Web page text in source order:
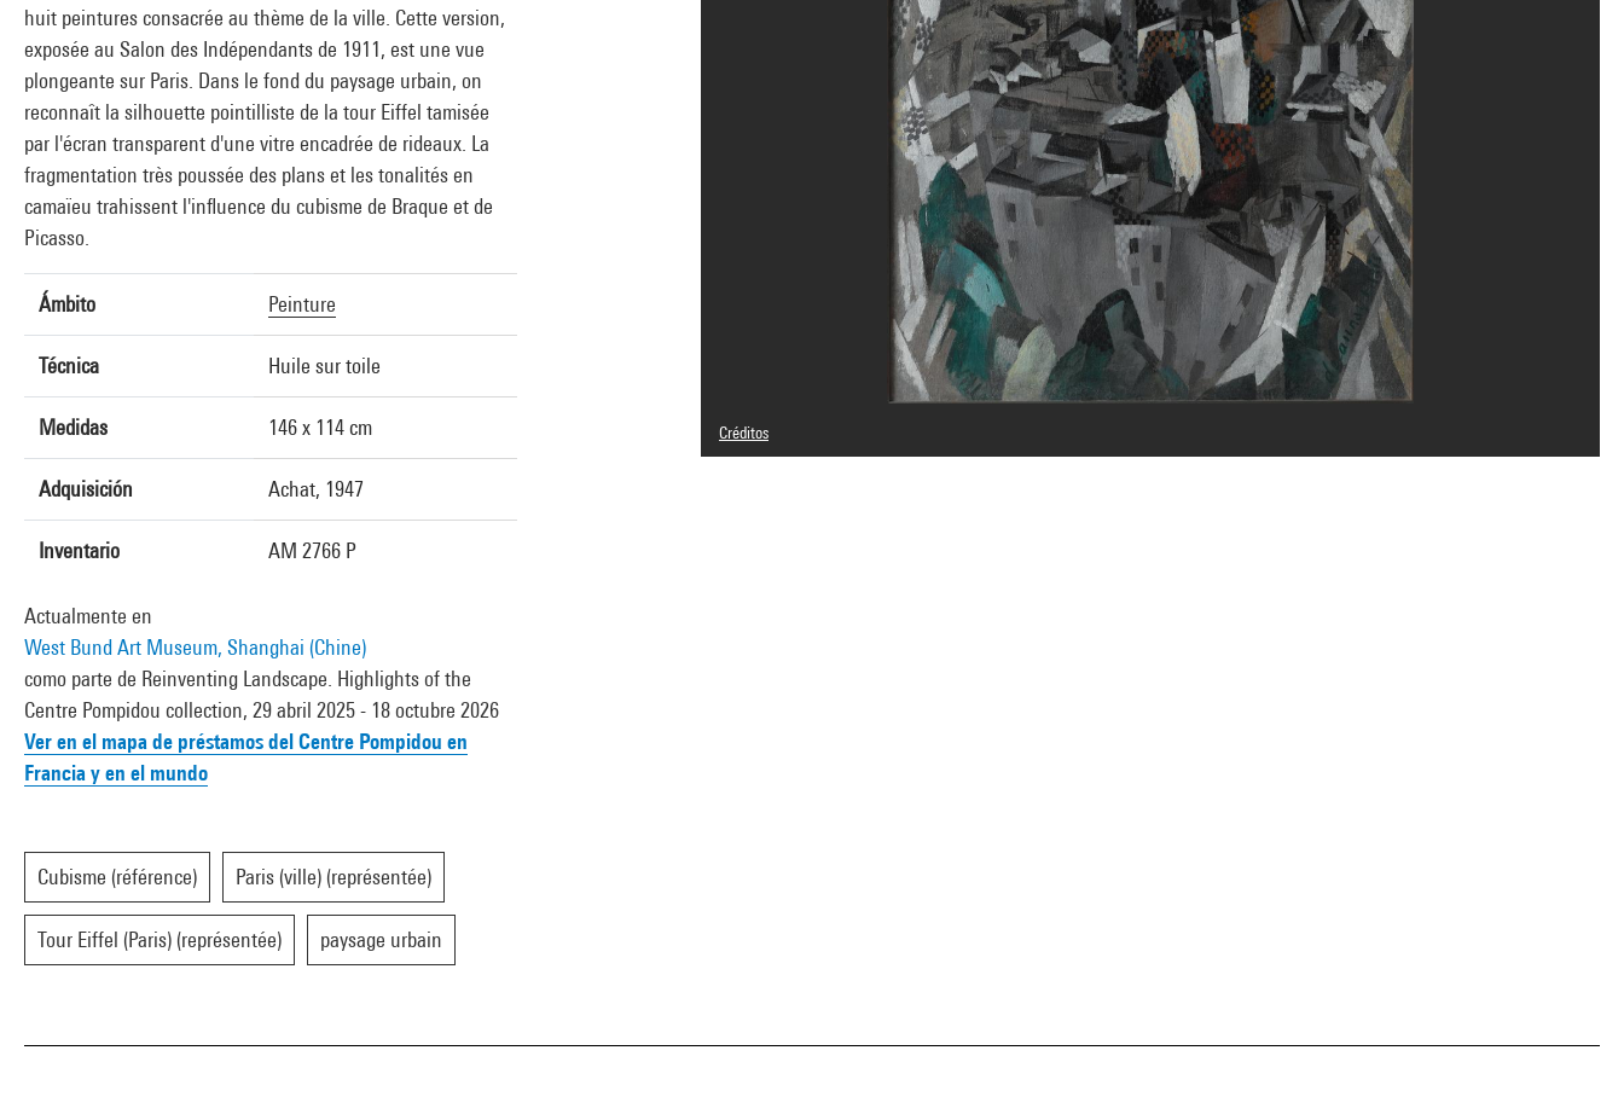
huit peintures consacrée au thème de la ville. Cette version,
exposée au Salon des Indépendants de 1911, est une vue
plongeante sur Paris. Dans le fond du paysage urbain, on
reconnaît la silhouette pointilliste de la tour Eiffel tamisée
par l'écran transparent d'une vitre encadrée de rideaux. La
fragmentation très poussée des plans et les tonalités en
camaïeu trahissent l'influence du cubisme de Braque et de
Picasso.
Ámbito Peinture
Técnica Huile sur toile
Medidas 146 x 114 cm
Adquisición Achat, 1947
Inventario AM 2766 P
Actualmente en
West Bund Art Museum, Shanghai (Chine)
como parte de Reinventing Landscape. Highlights of the
Centre Pompidou collection, 29 abril 2025 - 18 octubre 2026
Ver en el mapa de préstamos del Centre Pompidou en
Francia y en el mundo
Cubisme (référence) Paris (ville) (représentée)
Tour Eiffel (Paris) (représentée) paysage urbain
Créditos
Leyenda : Image plus contrastée